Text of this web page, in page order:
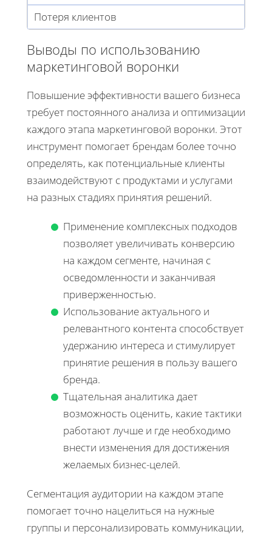
Потеря клиентов
Выводы по использованию
маркетинговой воронки
Повышение эффективности вашего бизнеса
требует постоянного анализа и оптимизации
каждого этапа маркетинговой воронки. Этот
инструмент помогает брендам более точно
определять, как потенциальные клиенты
взаимодействуют с продуктами и услугами
на разных стадиях принятия решений.
Применение комплексных подходов
позволяет увеличивать конверсию
на каждом сегменте, начиная с
осведомленности и заканчивая
приверженностью.
Использование актуального и
релевантного контента способствует
удержанию интереса и стимулирует
принятие решения в пользу вашего
бренда.
Тщательная аналитика дает
возможность оценить, какие тактики
работают лучше и где необходимо
внести изменения для достижения
желаемых бизнес-целей.
Сегментация аудитории на каждом этапе
помогает точно нацелиться на нужные
группы и персонализировать коммуникации,